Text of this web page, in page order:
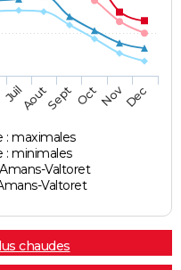
: maximales
: minimales
Valtoret
Valtoret
JuilAoutSept OctNovDec
chaudes